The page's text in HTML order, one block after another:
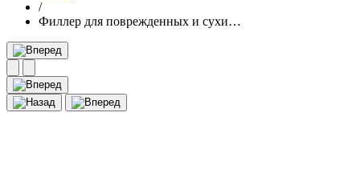
/
Филлер для поврежденных и сухи…